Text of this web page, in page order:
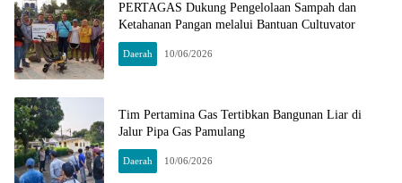
PERTAGAS Dukung Pengelolaan Sampah dan
Ketahanan Pangan melalui Bantuan Cultuvator
Daerah 10/06/2026
Tim Pertamina Gas Tertibkan Bangunan Liar di
Jalur Pipa Gas Pamulang
Daerah 10/06/2026